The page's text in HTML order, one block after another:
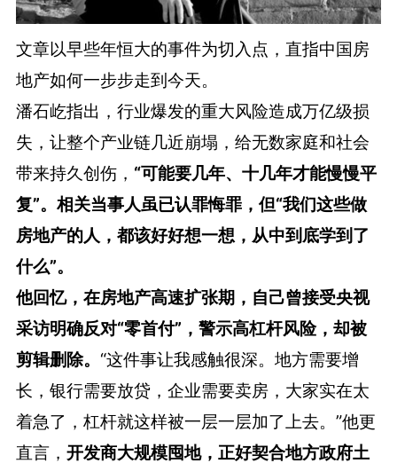
文章以早些年恒大的事件为切入点，直指中国房
地产如何一步步走到今天。
潘石屹指出，行业爆发的重大风险造成万亿级损
失，让整个产业链几近崩塌，给无数家庭和社会
带来持久创伤， “可能要几年、十几年才能慢慢平
复”。相关当事人虽已认罪悔罪，但“我们这些做
房地产的人，都该好好想一想，从中到底学到了
什么”。
他回忆，在房地产高速扩张期，自己曾接受央视
采访明确反对“零首付”，警示高杠杆风险，却被
剪辑删除。 “这件事让我感触很深。地方需要增
长，银行需要放贷，企业需要卖房，大家实在太
着急了，杠杆就这样被一层一层加了上去。”他更
直言， 开发商大规模囤地，正好契合地方政府土